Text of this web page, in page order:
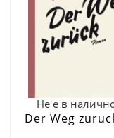
Не е в
Der Weg